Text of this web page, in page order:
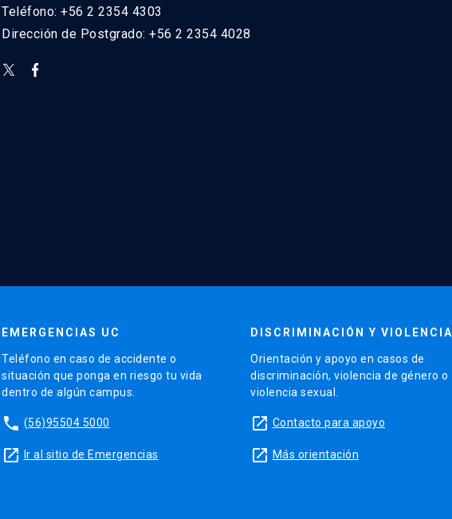
Teléfono: +56 2 2354 4303
Dirección de Postgrado: +56 2 2354 4028
EMERGENCIAS UC
Teléfono en caso de accidente o
situación que ponga en riesgo tu vida
dentro de algún campus.
phone (56)95504 5000
launch Ir al sitio de Emergencias
DISCRIMINACIÓN Y VIOLENCIA
Orientación y apoyo en casos de
discriminación, violencia de género o
violencia sexual.
launch Contacto para apoyo
launch Más orientación